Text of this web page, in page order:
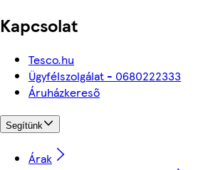
Kapcsolat
Tesco.hu
Ügyfélszolgálat - 0680222333
Áruházkereső
Segítünk
Árak